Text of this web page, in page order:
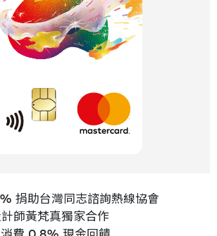
捐助台灣同志諮詢熱線協會
師黃梵真獨家合作